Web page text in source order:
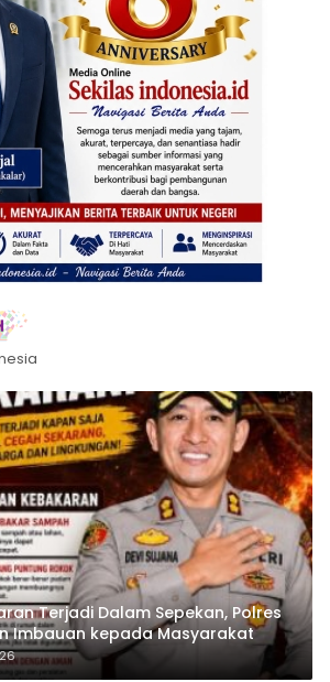
Terjadi Dalam Sepekan, Polres
Imbauan kepada Masyarakat